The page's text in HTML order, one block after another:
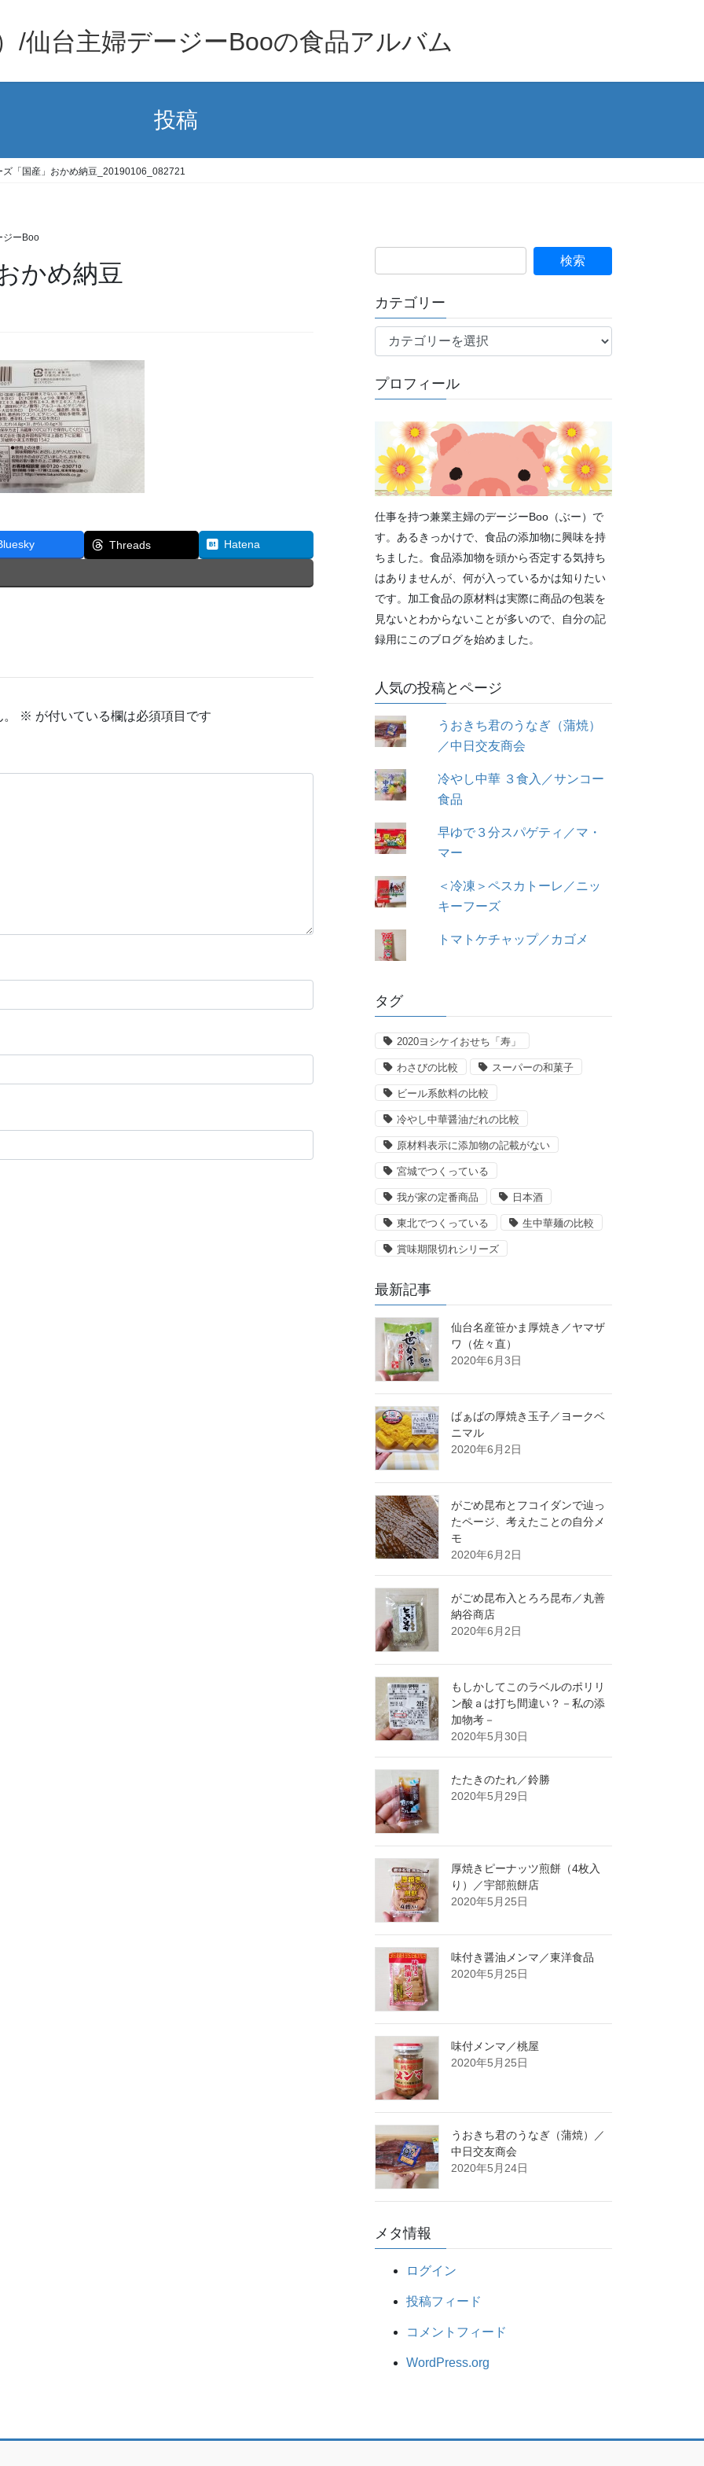
/仙台主婦デージーBooの食品アルバム
投稿
ズ「国産」おかめ納豆_20190106_082721
ジーBoo
かめ納豆
Threads Hatena
※ が付いている欄は必須項目です
カテゴリー
テ
リ
プロフィール
仕事を持つ兼業主婦のデージーBoo（ぶー）で
す。あるきっかけで、食品の添加物に興味を持
ちました。食品添加物を頭から否定する気持ち
はありませんが、何が入っているかは知りたい
です。加工食品の原材料は実際に商品の包装を
見ないとわからないことが多いので、自分の記
録用にこのブログを始めました。
人気の投稿とページ
うおきち君のうなぎ（蒲焼）
／中日交友商会
冷やし中華 ３食入／サンコー
食品
早ゆで３分スパゲティ／マ・
マー
＜冷凍＞ペスカトーレ／ニッ
キーフーズ
トマトケチャップ／カゴメ
タグ
2020ヨシケイおせち「寿」
わさびの比較 スーパーの和菓子
ビール系飲料の比較
冷やし中華醤油だれの比較
原材料表示に添加物の記載がない
宮城でつくっている
我が家の定番商品 日本酒
東北でつくっている 生中華麺の比較
賞味期限切れシリーズ
最新記事
仙台名産笹かま厚焼き／ヤマザ
ワ（佐々直）
2020年6月3日
ばぁばの厚焼き玉子／ヨークベ
ニマル
2020年6月2日
がごめ昆布とフコイダンで辿っ
たページ、考えたことの自分メ
モ
2020年6月2日
がごめ昆布入とろろ昆布／丸善
納谷商店
2020年6月2日
もしかしてこのラベルのポリリ
ン酸ａは打ち間違い？－私の添
加物考－
2020年5月30日
たたきのたれ／鈴勝
2020年5月29日
厚焼きピーナッツ煎餅（4枚入
り）／宇部煎餅店
2020年5月25日
味付き醤油メンマ／東洋食品
2020年5月25日
味付メンマ／桃屋
2020年5月25日
うおきち君のうなぎ（蒲焼）／
中日交友商会
2020年5月24日
メタ情報
ログイン
投稿フィード
コメントフィード
WordPress.org